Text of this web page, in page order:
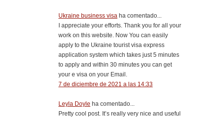
Ukraine business visa ha comentado...
I appreciate your efforts. Thank you for all your
work on this website. Now You can easily
apply to the Ukraine tourist visa express
application system which takes just 5 minutes
to apply and within 30 minutes you can get
your e visa on your Email.
7 de diciembre de 2021 a las 14:33
Leyla Doyle ha comentado...
Pretty cool post. It’s really very nice and useful